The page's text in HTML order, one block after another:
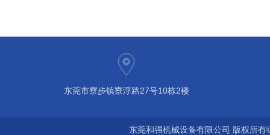
东莞市寮步镇寮浮路27号10栋2楼
东莞和强机械设备有限公司 版权所